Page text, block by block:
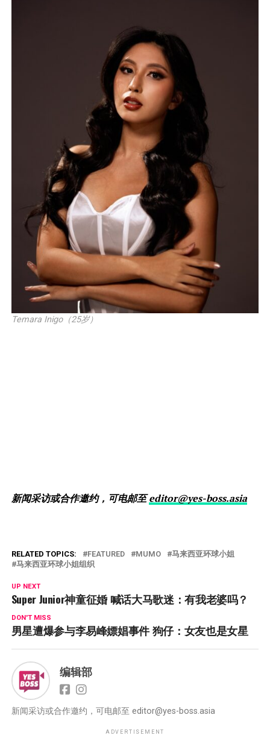
Temara Inigo（25岁）
新闻采访或合作邀约，可电邮至editor@yes-boss.asia
RELATED TOPICS: FEATURED MUMO
马来西亚环球小姐
马来西亚环球小姐组织
UP NEXT
Super Junior神童征婚 喊话大马歌迷：有我老婆吗？
DON'T MISS
男星遭爆参与李易峰嫖娼事件 狗仔：女友也是女星
编辑部
新闻采访或合作邀约，可电邮至 editor@yes-boss.asia
ADVERTISEMENT